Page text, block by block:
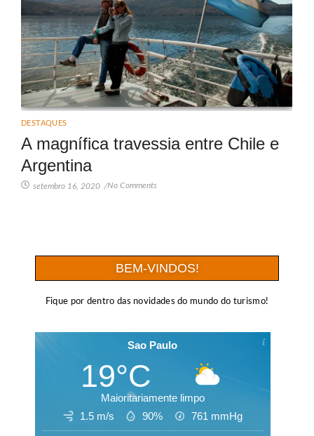
DESTAQUES
A magnífica travessia entre Chile e
Argentina
setembro 16, 2020 /No Comments
BEM-VINDOS!
Fique por dentro das novidades do mundo do turismo!
Sao Paulo
19°C
Maioritariamente limpo
1.5 m/s
90% 761 mmHg